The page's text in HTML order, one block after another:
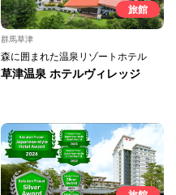
旅館
群馬草津
森に囲まれた温泉リゾートホテル
草津温泉 ホテルヴィレッジ